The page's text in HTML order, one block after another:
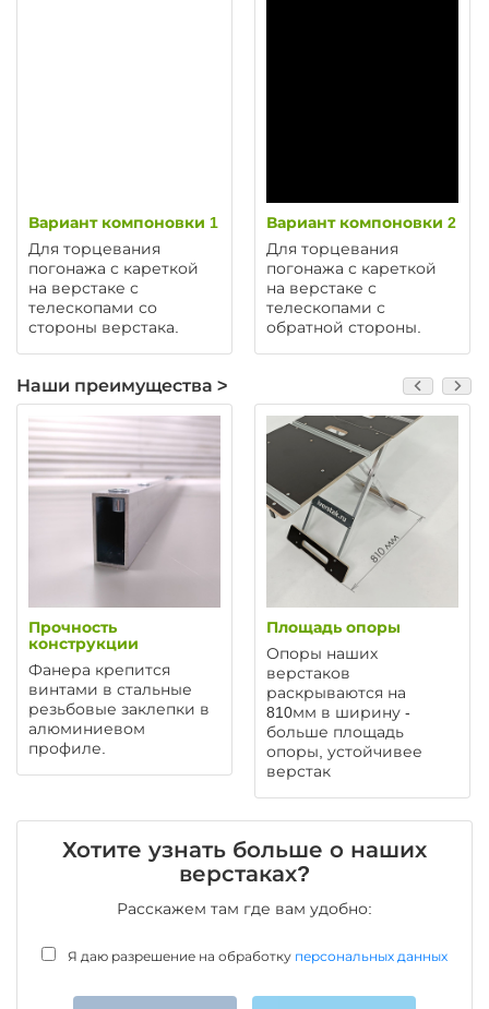
Вариант компоновки 1
Для торцевания
погонажа с кареткой
на верстаке с
телескопами со
стороны верстака.
Вариант компоновки 2
Для торцевания
погонажа с кареткой
на верстаке с
телескопами с
обратной стороны.
Наши преимущества >
Прочность
конструкции
Фанера крепится
винтами в стальные
резьбовые заклепки в
алюминиевом
профиле.
Площадь опоры
Опоры наших
верстаков
раскрываются на
810мм в ширину -
больше площадь
опоры, устойчивее
верстак
Хотите узнать больше о наших
верстаках?
Расскажем там где вам удобно:
Я даю разрешение на обработку персональных данных